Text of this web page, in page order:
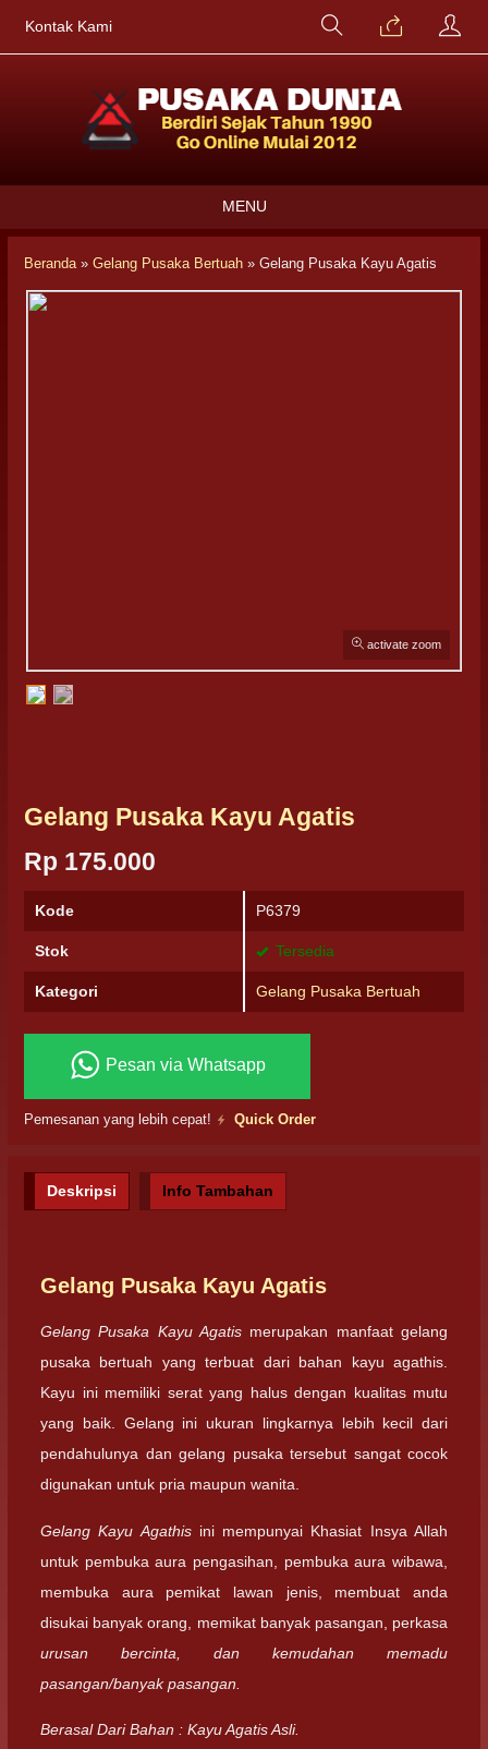
Kontak Kami
MENU
Beranda» Gelang Pusaka Bertuah » Gelang Pusaka Kayu Agatis
activate zoom
Gelang Pusaka Kayu Agatis
Rp 175.000
Kode P6379
Stok Tersedia
Kategori Gelang Pusaka Bertuah
Pesan via Whatsapp
Pemesanan yang lebih cepat! Quick Order
Deskripsi Info Tambahan
Gelang Pusaka Kayu Agatis
Gelang Pusaka Kayu Agatis merupakan manfaat gelang
pusaka bertuah yang terbuat dari bahan kayu agathis.
Kayu ini memiliki serat yang halus dengan kualitas mutu
yang baik. Gelang ini ukuran lingkarnya lebih kecil dari
pendahulunya dan gelang pusaka tersebut sangat cocok
digunakan untuk pria maupun wanita.
Gelang Kayu Agathisini mempunyai Khasiat Insya Allah
untuk pembuka aura pengasihan, pembuka aura wibawa,
membuka aura pemikat lawan jenis, membuat anda
disukai banyak orang, memikat banyak pasangan, perkasa
urusan bercinta, dan kemudahan memadu
pasangan/banyak pasangan.
Berasal Dari Bahan : Kayu Agatis Asli.